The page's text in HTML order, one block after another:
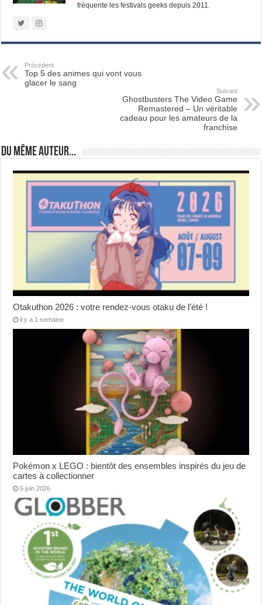
fréquente les festivals geeks depuis 2011.
Précédent
Top 5 des animes qui vont vous
glacer le sang
Suivant
Ghostbusters The Video Game
Remastered – Un véritable
cadeau pour les amateurs de la
franchise
Du même auteur...
Otakuthon 2026 : votre rendez-vous otaku de l’été !
il y a 1 semaine
Pokémon x LEGO : bientôt des ensembles inspirés du jeu de
cartes à collectionner
5 juin 2026